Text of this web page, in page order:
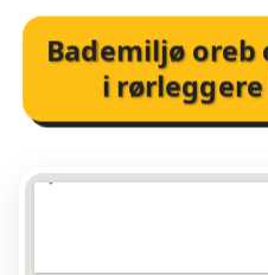
Bademiljø oreb
i